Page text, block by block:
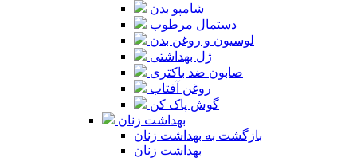
شامپو بدن
دستمال مرطوب
لوسیون و روغن بدن
ژل بهداشتی
صابون ضد باکتری
روغن آفتاب
گوش پاک کن
بهداشت زنان
بازگشت به بهداشت زنان
بهداشت زنان